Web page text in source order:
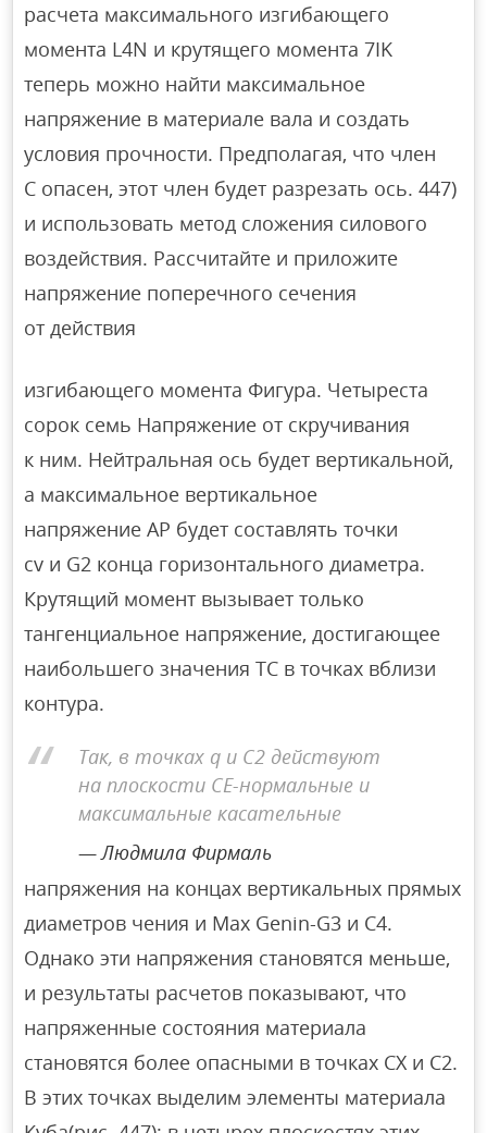
расчета максимального изгибающего
момента L4N и крутящего момента 7IK
теперь можно найти максимальное
напряжение в материале вала и создать
условия прочности. Предполагая, что член
C опасен, этот член будет разрезать ось. 447)
и использовать метод сложения силового
воздействия. Рассчитайте и приложите
напряжение поперечного сечения
от действия
изгибающего момента Фигура. Четыреста
сорок семь Напряжение от скручивания
к ним. Нейтральная ось будет вертикальной,
а максимальное вертикальное
напряжение AP будет составлять точки
cv и G2 конца горизонтального диаметра.
Крутящий момент вызывает только
тангенциальное напряжение, достигающее
наибольшего значения TC в точках вблизи
контура.
Так, в точках q и C2 действуют
на плоскости CE-нормальные и
максимальные касательные
Людмила Фирмаль
напряжения на концах вертикальных прямых
диаметров чения и Max Genin-G3 и C4.
Однако эти напряжения становятся меньше,
и результаты расчетов показывают, что
напряженные состояния материала
становятся более опасными в точках СХ и С2.
В этих точках выделим элементы материала